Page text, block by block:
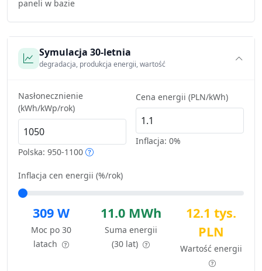
paneli w bazie
Symulacja 30-letnia
degradacja, produkcja energii, wartość
Nasłonecznienie
(kWh/kWp/rok)
Polska: 950-1100
Cena energii (PLN/kWh)
Inflacja: 0%
Inflacja cen energii (%/rok)
309 W
Moc po 30
latach
11.0 MWh
Suma energii
(30 lat)
12.1 tys.
PLN
Wartość energii